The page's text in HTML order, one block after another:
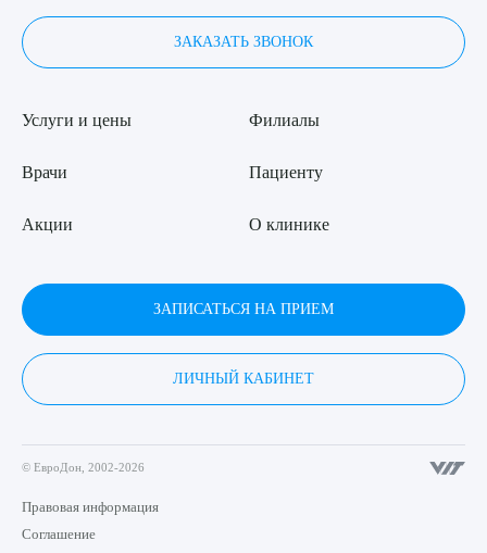
ЗАКАЗАТЬ ЗВОНОК
Услуги и цены
Врачи
Акции
Филиалы
Пациенту
О клинике
ЗАПИСАТЬСЯ НА ПРИЕМ
ЛИЧНЫЙ КАБИНЕТ
© ЕвроДон, 2002-2026
Правовая информация
Соглашение
Я даю согласие наобработку персональных данных